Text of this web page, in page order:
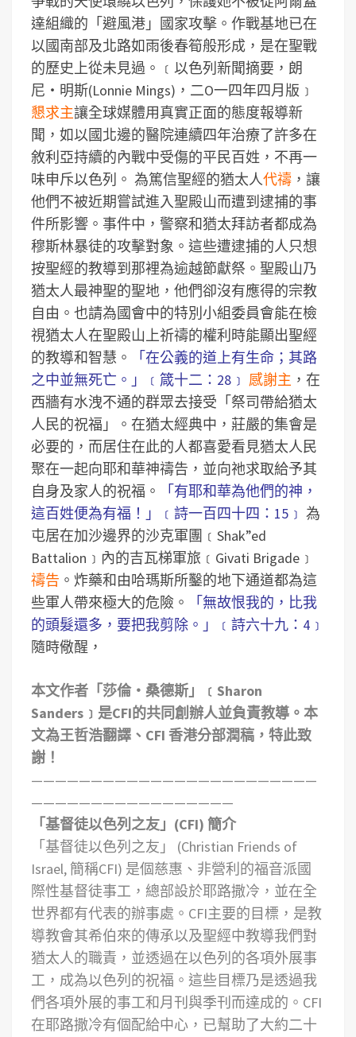
達組織的「避風港」國家攻擊。作戰基地已在
以國南部及北路如雨後春筍般形成，是在聖戰
的歷史上從未見過。﹝以色列新聞摘要，朗
尼‧明斯(Lonnie Mings)，二O一四年四月版﹞
懇求主讓全球媒體用真實正面的態度報導新
聞，如以國北邊的醫院連續四年治療了許多在
敘利亞持續的內戰中受傷的平民百姓，不再一
味申斥以色列。 為篤信聖經的猶太人代禱 ，讓
他們不被近期嘗試進入聖殿山而遭到逮捕的事
件所影響。事件中，警察和猶太拜訪者都成為
穆斯林暴徒的攻擊對象。這些遭逮捕的人只想
按聖經的教導到那裡為逾越節獻祭。聖殿山乃
猶太人最神聖的聖地，他們卻沒有應得的宗教
自由。也請為國會中的特別小組委員會能在檢
視猶太人在聖殿山上祈禱的權利時能顯出聖經
的教導和智慧。
「在公義的道上有生命；其路
之中並無死亡。」﹝箴十二：28﹞ 感謝主 ，在
西牆有水洩不通的群眾去接受「祭司帶給猶太
人民的祝福」。在猶太經典中，莊嚴的集會是
必要的，而居住在此的人都喜愛看見猶太人民
聚在一起向耶和華神禱告，並向祂求取給予其
自身及家人的祝福。
「有耶和華為他們的神，
這百姓便為有福！」﹝詩一百四十四：15﹞ 為
屯居在加沙邊界的沙克軍團﹝Shak”ed
Battalion﹞內的吉瓦梯軍旅﹝Givati Brigade﹞
禱告 。炸藥和由哈瑪斯所鑿的地下通道都為這
些軍人帶來極大的危險。
「無故恨我的，比我
的頭髮還多，要把我剪除。」﹝詩六十九：4﹞
隨時儆醒，
本文作者「莎倫‧桑德斯」﹝Sharon
Sanders﹞是CFI的共同創辦人並負責教導。本
文為王哲浩翻譯、CFI 香港分部潤稿，特此致
謝！
————————————————————————
—————————————————
「基督徒以色列之友」(CFI) 簡介
「基督徒以色列之友」 (Christian Friends of
Israel, 簡稱CFI) 是個慈惠、非營利的福音派國
際性基督徒事工，總部設於耶路撒冷，並在全
世界都有代表的辦事處。CFI主要的目標，是教
導教會其希伯來的傳承以及聖經中教導我們對
猶太人的職責，並透過在以色列的各項外展事
工，成為以色列的祝福。這些目標乃是透過我
們各項外展的事工和月刊與季刊而達成的。CFI
在耶路撒冷有個配給中心，已幫助了大約二十